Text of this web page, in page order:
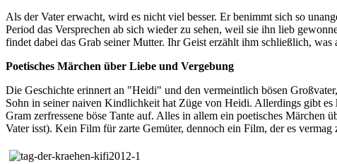
Als der Vater erwacht, wird es nicht viel besser. Er benimmt sich so
Period das Versprechen ab sich wieder zu sehen, weil sie ihn lieb
findet dabei das Grab seiner Mutter. Ihr Geist erzählt ihm schließlich, was
Poetisches Märchen über Liebe und Vergebung
Die Geschichte erinnert an "Heidi" und den vermeintlich bösen
Sohn in seiner naiven Kindlichkeit hat Züge von Heidi. Allerdings gibt es
Gram zerfressene böse Tante auf. Alles in allem ein poetisches
Vater isst). Kein Film für zarte Gemüter, dennoch ein Film, der es